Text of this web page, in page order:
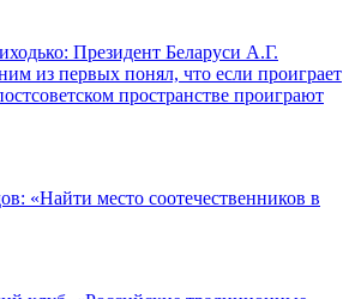
Президент Беларуси А.Г.
из первых понял, что если проиграет
пространстве проиграют
«Найти место соотечественников в